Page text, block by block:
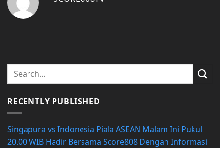
RECENTLY PUBLISHED
Singapura vs Indonesia Piala ASEAN Malam Ini Pukul
20.00 WIB Hadir Bersama Score808 Dengan Informasi